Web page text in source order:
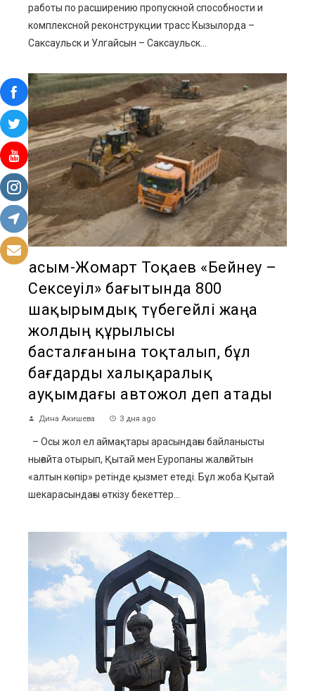
работы по расширению пропускной способности и
комплексной реконструкции трасс Кызылорда –
Саксаульск и Улгайсын – Саксаульск...
Қасым-Жомарт Тоқаев «Бейнеу –
Сексеуіл» бағытында 800
шақырымдық түбегейлі жаңа
жолдың құрылысы
басталғанына тоқталып, бұл
бағдарды халықаралық
ауқымдағы автожол деп атады
Дина Акишева 3 дня ago
– Осы жол ел аймақтары арасындағы байланысты
нығайта отырып, Қытай мен Еуропаны жалғайтын
«алтын көпір» ретінде қызмет етеді. Бұл жоба Қытай
шекарасындағы өткізу бекеттер...